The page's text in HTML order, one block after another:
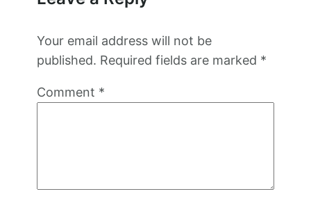
Your email address will not be
published. Required fields are marked *
Comment *